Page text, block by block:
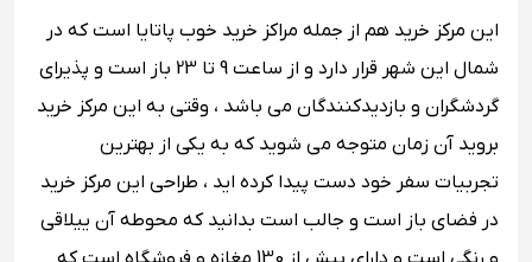
این مرکز خرید هم از جمله مراکز خرید خوب پاتایا است که در
شمال این شهر قرار دارد و از ساعت 9 تا 23 باز است و پذیرای
گردشگران و بازدیدکنندگان می باشد ، وقتی به این مرکز خرید
بروید آن زمان متوجه می شوید که به یکی از بهترین
تجربیات سفر خود دست پیدا کرده اید ، طراحی این مرکز خرید
در فضای باز است و جالب است بدانید که محوطه آن ییلاقی